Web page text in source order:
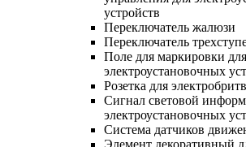
устройств
Переключатель жалюзи
Переключатель
Поле для маркировки для
электроустановочных
Розетка для
Сигнал световой
электроустановочных
Система датчиков
Элемент декоративный